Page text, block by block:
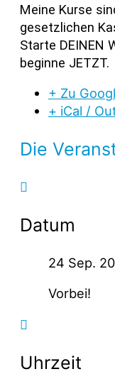
Meine Kurse
gesetzlichen
Starte DEINEN
beginne JETZT.
+ Zu
+ iCal /
Die
Datum
24 Sep.
Vorbei!
Uhrzeit